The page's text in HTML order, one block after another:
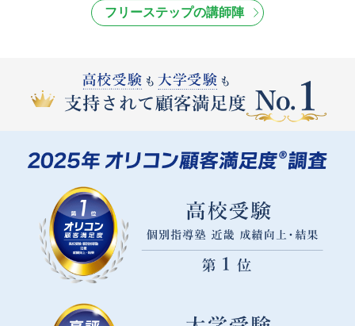
フリーステップの講師陣